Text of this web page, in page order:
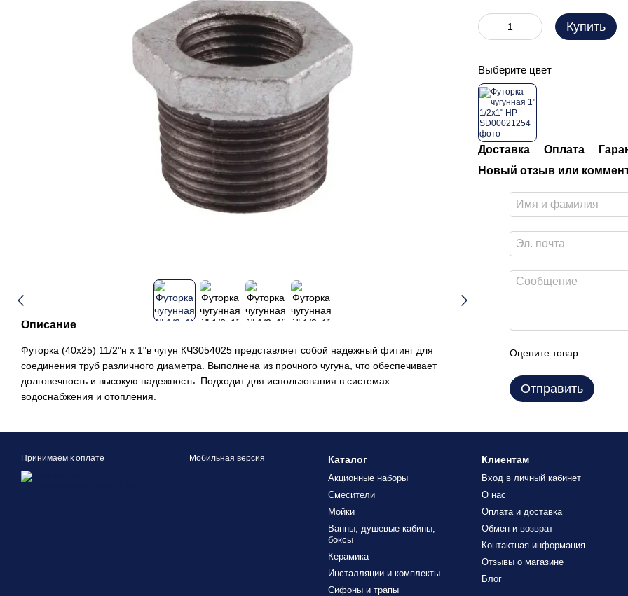
Описание
Футорка (40х25) 11/2"н x 1"в чугун КЧ3054025 представляет собой надежный фитинг для
соединения труб различного диаметра. Выполнена из прочного чугуна, что обеспечивает
долговечность и высокую надежность. Подходит для использования в системах
водоснабжения и отопления.
Купить
Выберите цвет
Доставка Оплата
Новый отзыв или
Оцените товар
Отправить
Принимаем к оплате Мобильная версия Каталог
Акционные наборы
Смесители
Мойки
Ванны, душевые кабины,
боксы
Керамика
Инсталляции и комплекты
Сифоны и трапы
Клиентам
Вход в личный кабинет
О нас
Оплата и доставка
Обмен и возврат
Контактная информация
Отзывы о магазине
Блог